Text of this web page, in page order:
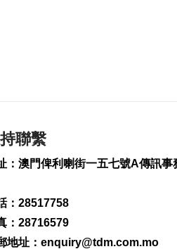
182
0
386
聯繫
：澳門俾利喇街一五七號A傳訊事
：28517758
：28716579
地址： enquiry@tdm.com.mo